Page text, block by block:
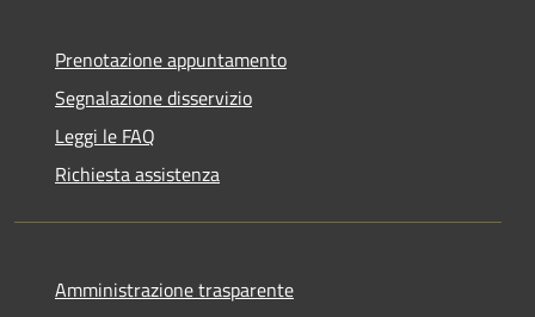
Prenotazione appuntamento
Segnalazione disservizio
Leggi le FAQ
Richiesta assistenza
Amministrazione trasparente